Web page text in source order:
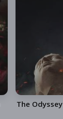
The Odyssey